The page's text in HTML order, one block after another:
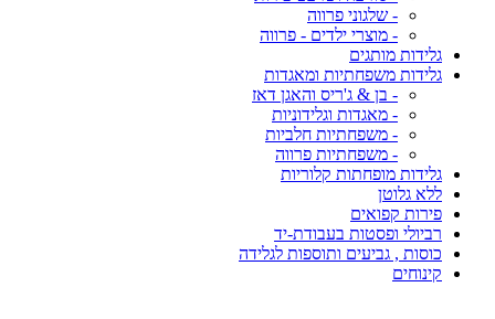
- שלגוני פרווה
- מוצרי ילדים - פרווה
גלידות מותגים
גלידות משפחתיות ומאגדות
- בן & ג'ריס והאגן דאז
- מאגדות וגלידוניות
- משפחתיות חלביות
- משפחתיות פרווה
גלידות מופחתות קלוריות
ללא גלוטן
פירות קפואים
רביולי ופסטות בעבודת-יד
כוסות , גביעים ותוספות לגלידה
קינוחים